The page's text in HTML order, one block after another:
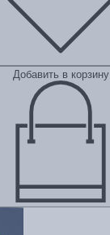
Добавить в корзину